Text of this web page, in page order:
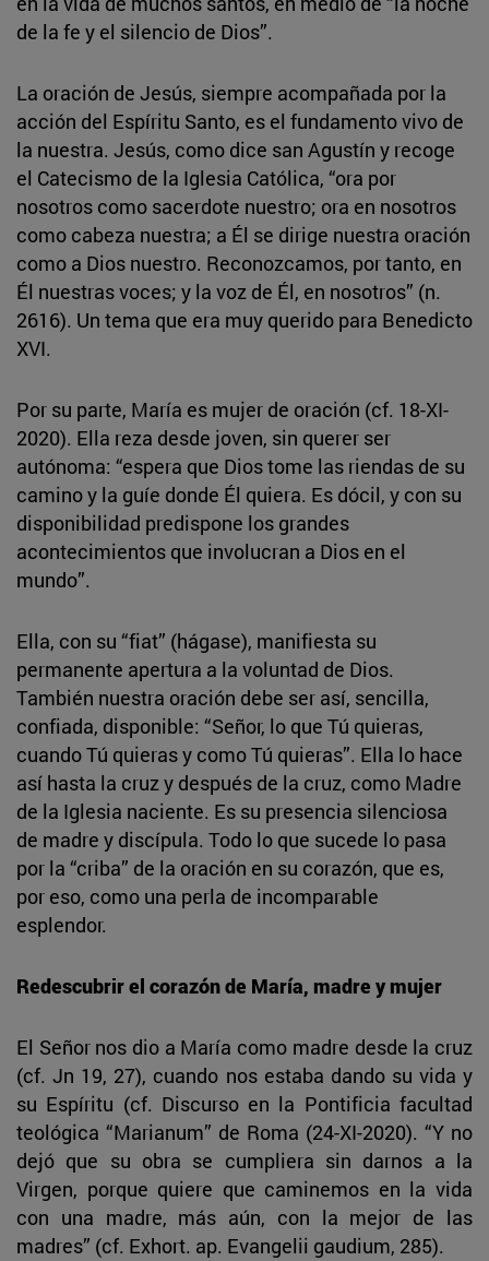
de la fe y el silencio de Dios”.
La oración de Jesús, siempre acompañada por la
acción del Espíritu Santo, es el fundamento vivo de
la nuestra. Jesús, como dice san Agustín y recoge
el Catecismo de la Iglesia Católica, “ora por
nosotros como sacerdote nuestro; ora en nosotros
como cabeza nuestra; a Él se dirige nuestra oración
como a Dios nuestro. Reconozcamos, por tanto, en
Él nuestras voces; y la voz de Él, en nosotros” (n.
2616). Un tema que era muy querido para Benedicto
XVI.
Por su parte, María es mujer de oración (cf. 18-XI-
2020). Ella reza desde joven, sin querer ser
autónoma: “espera que Dios tome las riendas de su
camino y la guíe donde Él quiera. Es dócil, y con su
disponibilidad predispone los grandes
acontecimientos que involucran a Dios en el
mundo”.
Ella, con su “fiat” (hágase), manifiesta su
permanente apertura a la voluntad de Dios.
También nuestra oración debe ser así, sencilla,
confiada, disponible: “Señor, lo que Tú quieras,
cuando Tú quieras y como Tú quieras”. Ella lo hace
así hasta la cruz y después de la cruz, como Madre
de la Iglesia naciente. Es su presencia silenciosa
de madre y discípula. Todo lo que sucede lo pasa
por la “criba” de la oración en su corazón, que es,
por eso, como una perla de incomparable
esplendor.
Redescubrir el corazón de María, madre y mujer
El Señor nos dio a María como madre desde la cruz
(cf. Jn 19, 27), cuando nos estaba dando su vida y
su Espíritu (cf. Discurso en la Pontificia facultad
teológica “Marianum” de Roma (24-XI-2020). “Y no
dejó que su obra se cumpliera sin darnos a la
Virgen, porque quiere que caminemos en la vida
con una madre, más aún, con la mejor de las
madres” (cf. Exhort. ap. Evangelii gaudium, 285).